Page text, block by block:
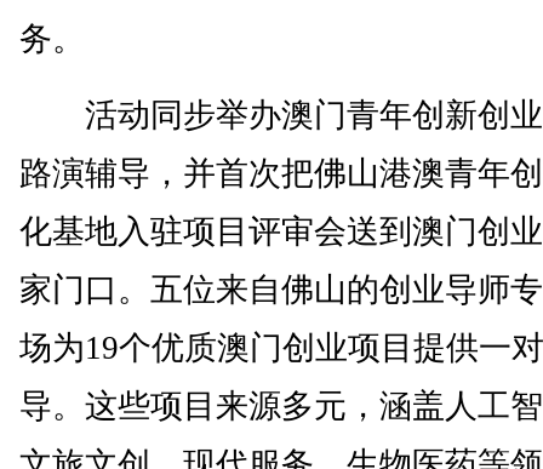
务。
活动同步举办澳门青年创新创
路演辅导，并首次把佛山港澳青年
化基地入驻项目评审会送到澳门创
家门口。五位来自佛山的创业导师
场为19个优质澳门创业项目提供一
导。这些项目来源多元，涵盖人工